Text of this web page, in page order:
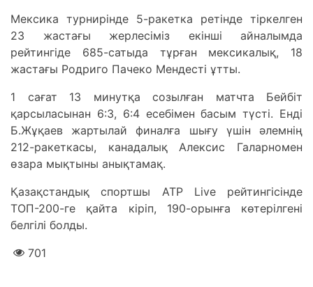
Мексика турнирінде 5-ракетка ретінде тіркелген
23 жастағы жерлесіміз екінші айналымда
рейтингіде 685-сатыда тұрған мексикалық, 18
жастағы Родриго Пачеко Мендесті ұтты.
1 сағат 13 минутқа созылған матчта Бейбіт
қарсыласынан 6:3, 6:4 есебімен басым түсті. Енді
Б.Жұқаев жартылай финалға шығу үшін әлемнің
212-ракеткасы, канадалық Алексис Галарномен
өзара мықтыны анықтамақ.
Қазақстандық спортшы ATP Live рейтингісінде
ТОП-200-ге қайта кіріп, 190-орынға көтерілгені
белгілі болды.
701